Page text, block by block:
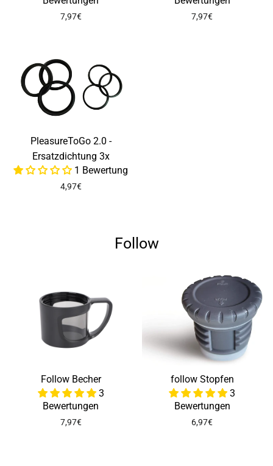
7,97€ 7,97€
PleasureToGo 2.0 -
Ersatzdichtung 3x
1 Bewertung
4,97€
Follow
Follow Becher
3
Bewertungen
7,97€
follow Stopfen
3
Bewertungen
6,97€